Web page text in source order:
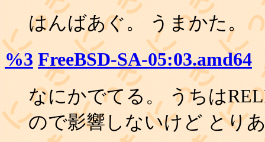
はんばあぐ。 うまかた。
%3 FreeBSD-SA-05:03.amd64
なにかでてる。 うちは
ので影響しないけど とり